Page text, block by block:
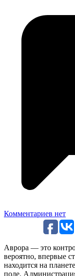
Комментариев нет
Аврора — это
вероятно, впервые
находится на
поле.